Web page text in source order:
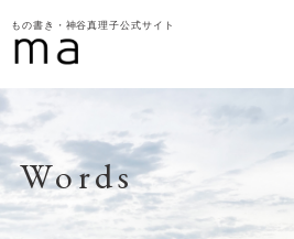
もの書き・神谷真理子公式サイト
Words